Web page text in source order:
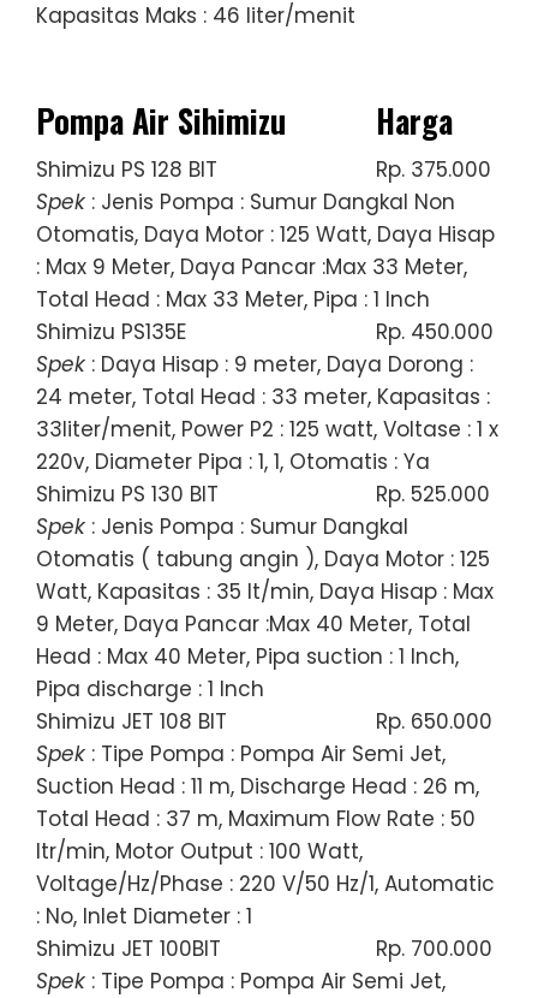
Kapasitas Maks : 46 liter/menit
Pompa Air Sihimizu Harga
Shimizu PS 128 BIT
Rp. 375.000
Spek : Jenis Pompa : Sumur Dangkal Non
Otomatis, Daya Motor : 125 Watt, Daya Hisap
: Max 9 Meter, Daya Pancar :Max 33 Meter,
Total Head : Max 33 Meter, Pipa : 1 Inch
Shimizu PS135E
Rp. 450.000
Spek : Daya Hisap : 9 meter, Daya Dorong :
24 meter, Total Head : 33 meter, Kapasitas :
33liter/menit, Power P2 : 125 watt, Voltase : 1 x
220v, Diameter Pipa : 1, 1, Otomatis : Ya
Shimizu PS 130 BIT
Rp. 525.000
Spek : Jenis Pompa : Sumur Dangkal
Otomatis ( tabung angin ), Daya Motor : 125
Watt, Kapasitas : 35 lt/min, Daya Hisap : Max
9 Meter, Daya Pancar :Max 40 Meter, Total
Head : Max 40 Meter, Pipa suction : 1 Inch,
Pipa discharge : 1 Inch
Shimizu JET 108 BIT
Rp. 650.000
Spek : Tipe Pompa : Pompa Air Semi Jet,
Suction Head : 11 m, Discharge Head : 26 m,
Total Head : 37 m, Maximum Flow Rate : 50
ltr/min, Motor Output : 100 Watt,
Voltage/Hz/Phase : 220 V/50 Hz/1, Automatic
: No, Inlet Diameter : 1
Shimizu JET 100BIT
Rp. 700.000
Spek : Tipe Pompa : Pompa Air Semi Jet,